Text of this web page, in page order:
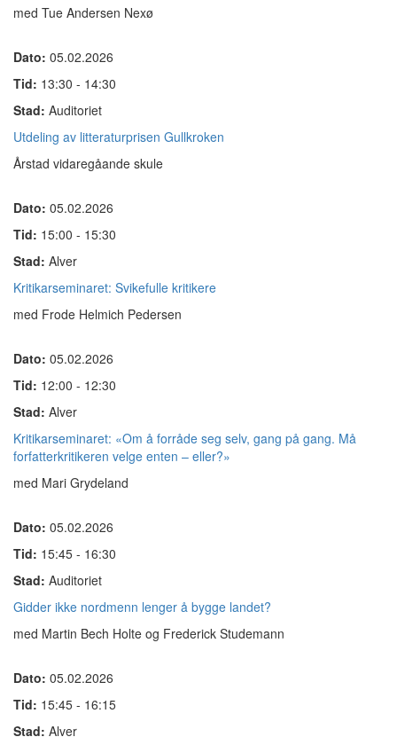
med Tue Andersen Nexø
Dato: 05.02.2026
Tid: 13:30 - 14:30
Stad: Auditoriet
Utdeling av litteraturprisen Gullkroken
Årstad vidaregåande skule
Dato: 05.02.2026
Tid: 15:00 - 15:30
Stad: Alver
Kritikarseminaret: Svikefulle kritikere
med Frode Helmich Pedersen
Dato: 05.02.2026
Tid: 12:00 - 12:30
Stad: Alver
Kritikarseminaret: «Om å forråde seg selv, gang på gang. Må
forfatterkritikeren velge enten – eller?»
med Mari Grydeland
Dato: 05.02.2026
Tid: 15:45 - 16:30
Stad: Auditoriet
Gidder ikke nordmenn lenger å bygge landet?
med Martin Bech Holte og Frederick Studemann
Dato: 05.02.2026
Tid: 15:45 - 16:15
Stad: Alver